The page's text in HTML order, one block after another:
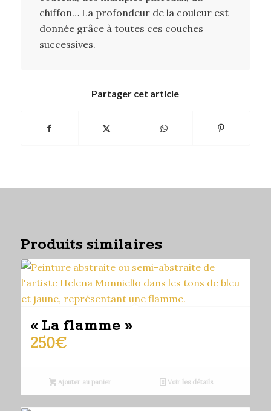
chiffon… La profondeur de la couleur est
donnée grâce à toutes ces couches
successives.
Partager cet article
Produits similaires
« La flamme »
250€
Ajouter au panier Voir les détails